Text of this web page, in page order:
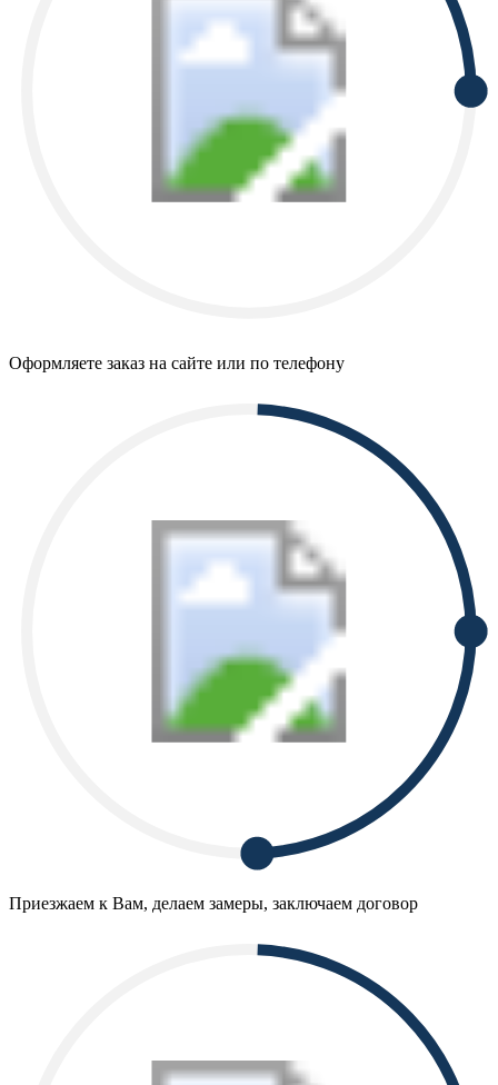
Оформляете заказ на сайте или по телефону
Приезжаем к Вам, делаем замеры, заключаем договор